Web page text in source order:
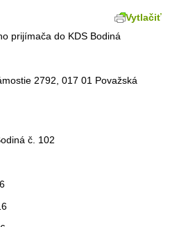
Vytlačiť
prijímača do KDS Bodiná
2792, 017 01 Považská
č. 102